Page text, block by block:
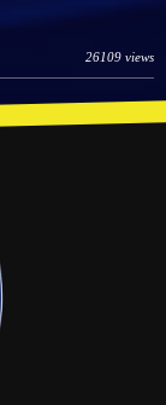
26109 views